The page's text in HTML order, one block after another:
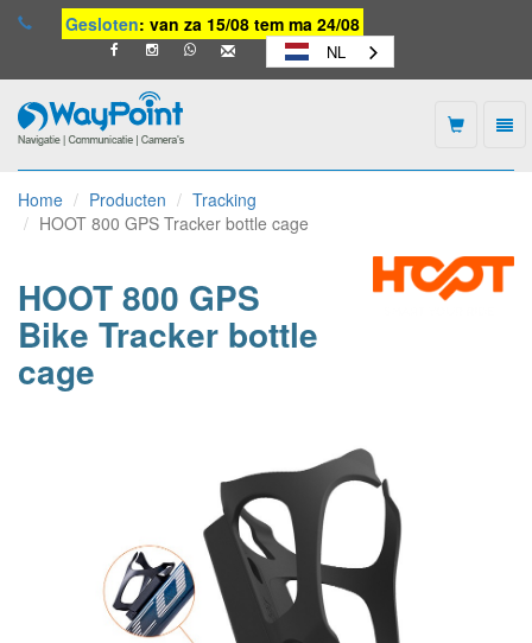
Gesloten: van za 15/08 tem ma 24/08
NL
-
naar
homepage
Home Producten
Tracking
HOOT 800 GPS Tracker bottle cage
HOOT 800 GPS
Bike Tracker bottle
cage